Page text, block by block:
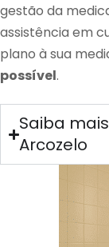
gestão da
assistência em
plano à sua
possível.
Saiba
Arcozelo